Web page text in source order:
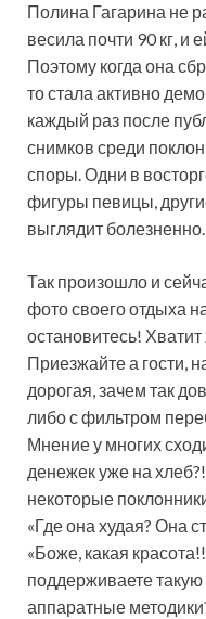
Полина Гагарина не
весила почти 90 кг, и
Поэтому когда она
то стала активно
каждый раз после
снимков среди
споры. Одни в
фигуры певицы,
выглядит болезненно.
Так произошло и
фото своего отдыха
остановитесь!
Приезжайте а гости,
дорогая, зачем так
либо с фильтром
Мнение у многих
денежек уже на
некоторые
«Где она худая? Она
«Боже, какая
поддерживаете
аппаратные